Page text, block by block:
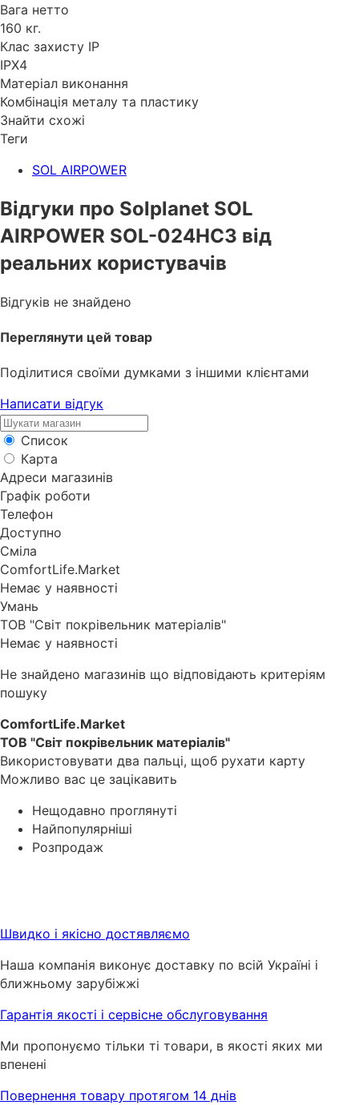
Вага нетто
160 кг.
Клас захисту IP
IPX4
Матеріал виконання
Комбінація металу та пластику
Знайти схожі
Теги
SOL AIRPOWER
Відгуки про Solplanet SOL
AIRPOWER SOL-024HC3 від
реальних користувачів
Відгуків не знайдено
Переглянути цей товар
Поділитися своїми думками з іншими клієнтами
Написати відгук
Список
Карта
Адреси магазинів
Графік роботи
Телефон
Доступно
Сміла
ComfortLife.Market
Немає у наявності
Умань
ТОВ "Світ покрівельник матеріалів"
Немає у наявності
Не знайдено магазинів що відповідають критеріям
пошуку
ComfortLife.Market
ТОВ "Світ покрівельник матеріалів"
Використовувати два пальці, щоб рухати карту
Можливо вас це зацікавить
Нещодавно проглянуті
Найпопулярніші
Розпродаж
Швидко і якісно достявляємо
Наша компанія виконує доставку по всій Україні і
ближньому зарубіжжі
Гарантія якості і сервісне обслуговування
Ми пропонуємо тільки ті товари, в якості яких ми
впенені
Повернення товару протягом 14 днів